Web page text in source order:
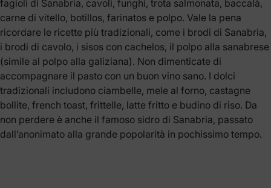
fagioli di Sanabria, cavoli, funghi, trota salmonata, baccalà,
carne di vitello, botillos, farinatos e polpo. Vale la pena
ricordare le ricette più tradizionali, come i brodi di Sanabria,
i brodi di cavolo, i sisos con cachelos, il polpo alla sanabrese
(simile al polpo alla galiziana). Non dimenticate di
accompagnare il pasto con un buon vino sano. I dolci
tradizionali includono ciambelle, mele al forno, castagne
bollite, french toast, frittelle, latte fritto e budino di riso. Da
non perdere è anche il famoso sidro di Sanabria, passato
dall’anonimato alla grande popolarità in pochissimo tempo.